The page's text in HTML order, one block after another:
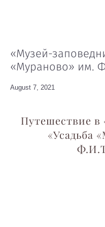
«Музей-
«Мураново» им.
August 7, 2021
Путешествие в
«Усадьба